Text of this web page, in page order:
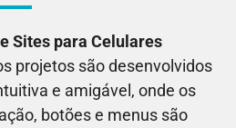
Sites para Celulares
projetos são desenvolvidos
e amigável, onde os
botões e menus são